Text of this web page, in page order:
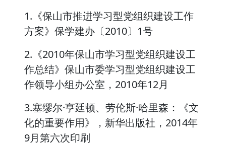
1.《保山市推进学习型党组织建设工作
方案》保学建办〔2010〕1号
2.《2010年保山市学习型党组织建设工
作总结》保山市委学习型党组织建设工
作领导小组办公室，2010年12月
3.塞缪尔·亨廷顿、劳伦斯·哈里森：《文
化的重要作用》，新华出版社，2014年
9月第六次印刷